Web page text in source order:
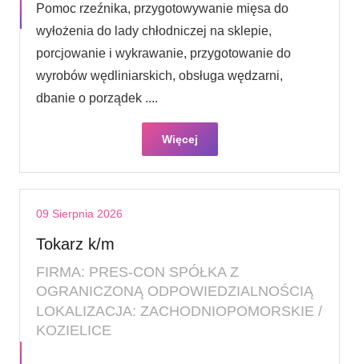
Pomoc rzeźnika, przygotowywanie mięsa do
wyłożenia do lady chłodniczej na sklepie,
porcjowanie i wykrawanie, przygotowanie do
wyrobów wędliniarskich, obsługa wędzarni,
dbanie o porządek ....
Więcej
09 Sierpnia 2026
Tokarz k/m
FIRMA: PRES-CON SPÓŁKA Z
OGRANICZONĄ ODPOWIEDZIALNOŚCIĄ
LOKALIZACJA: ZACHODNIOPOMORSKIE /
KOZIELICE